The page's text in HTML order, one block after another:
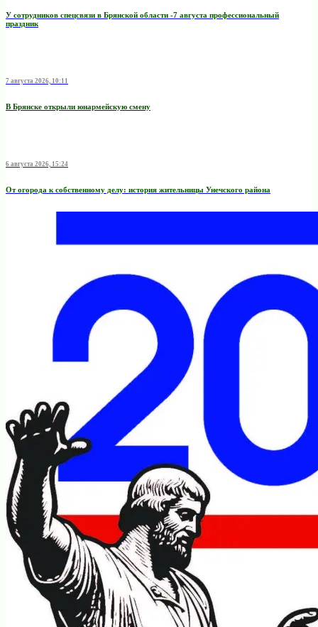
У сотрудников спецсвязи в Брянской области -7 августа профессиональный
праздник
7 августа 2026, 10:11
В Брянске открыли юнармейскую смену
6 августа 2026, 15:24
От огорода к собственному делу: история жительницы Унечского района